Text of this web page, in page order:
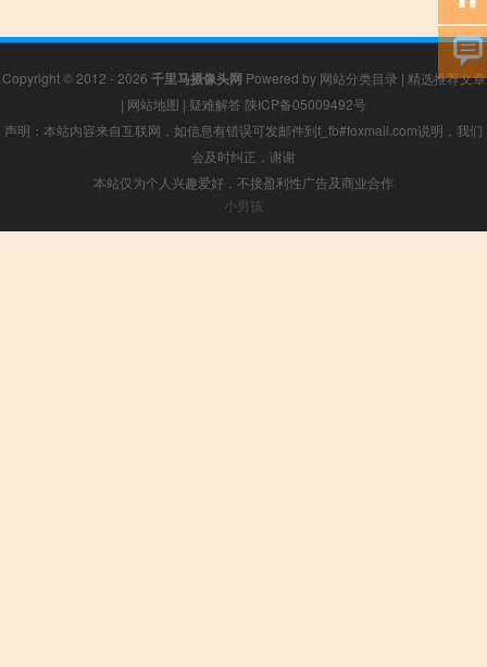
Copyright © 2012 - 2026 千里马摄像头网 Powered by 网站分类目录 | 精选推荐文章
| 网站地图 | 疑难解答 陕ICP备05009492号
声明：本站内容来自互联网，如信息有错误可发邮件到f_fb#foxmail.com说明，我们
会及时纠正，谢谢
本站仅为个人兴趣爱好，不接盈利性广告及商业合作
小男孩